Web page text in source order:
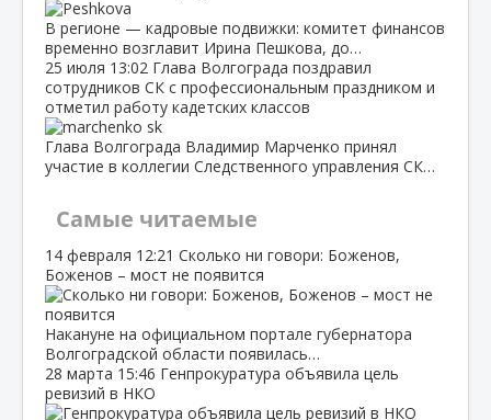
В регионе — кадровые подвижки: комитет финансов
временно возглавит Ирина Пешкова, до…
25 июля 13:02 Глава Волгограда поздравил
сотрудников СК с профессиональным праздником и
отметил работу кадетских классов
Глава Волгограда Владимир Марченко принял
участие в коллегии Следственного управления СК…
Самые читаемые
14 февраля 12:21 Сколько ни говори: Боженов,
Боженов – мост не появится
Накануне на официальном портале губернатора
Волгоградской области появилась…
28 марта 15:46 Генпрокуратура объявила цель
ревизий в НКО